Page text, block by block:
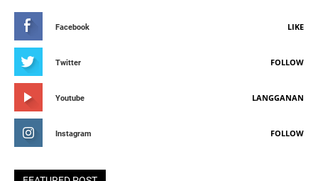
Facebook LIKE
Twitter FOLLOW
Youtube LANGGANAN
Instagram FOLLOW